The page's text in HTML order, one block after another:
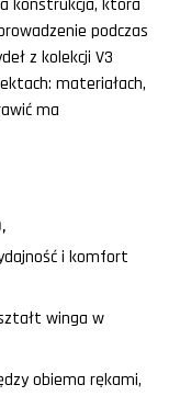
konstrukcja, która
podczas
z kolekcji V3
materiałach,
ma
i komfort
winga w
obiema rękami,